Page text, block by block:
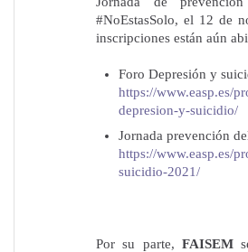
#NoEstasSolo, el 12 de
inscripciones están aún
Foro Depresión y
https://www.easp.es/
depresion-y-suicidio/
Jornada prevención
https://www.easp.es/
suicidio-2021/
Por su parte, FAISEM